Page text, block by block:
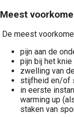
Meest
De meest
pijn aan de
pijn bij het
zwelling van
stijfheid en/of
in eerste
warming up
staken van